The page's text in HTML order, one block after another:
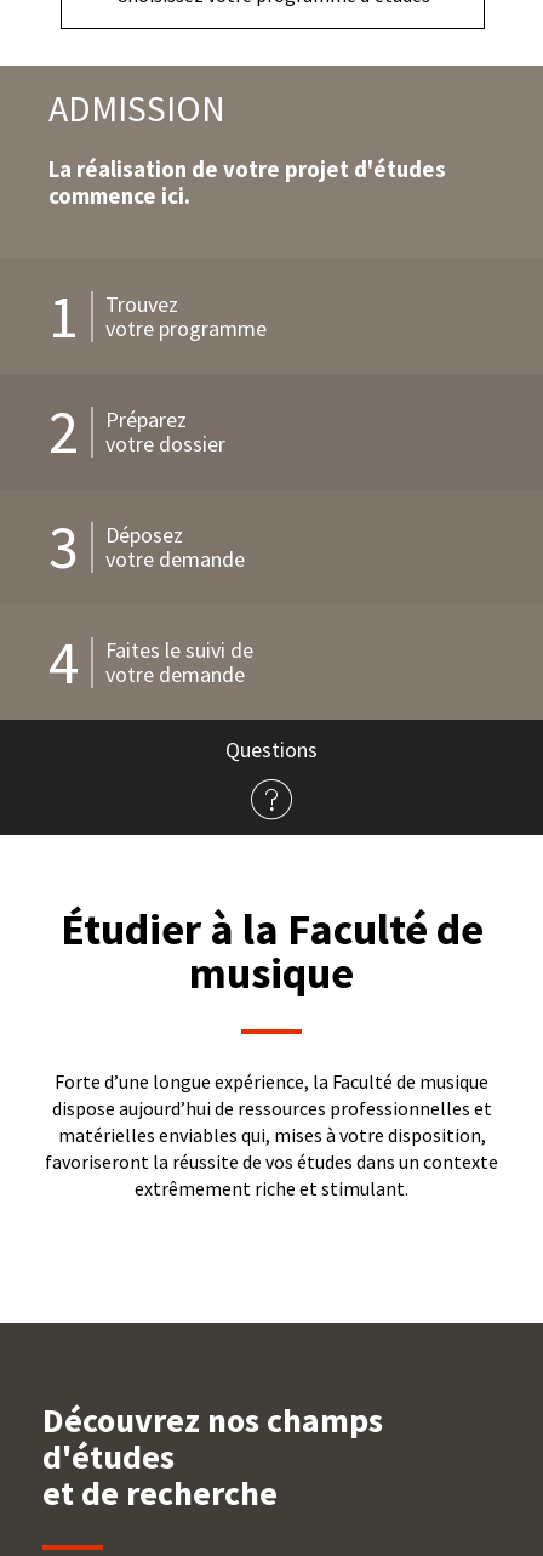
ADMISSION
La réalisation de votre projet d'études
commence ici.
1
Trouvez
votre programme
2
Préparez
votre dossier
3
Déposez
votre demande
4
Faites le suivi de
votre demande
Questions
l'admission
Étudier à la Faculté de
musique
Forte d’une longue expérience, la Faculté de musique
dispose aujourd’hui de ressources professionnelles et
matérielles enviables qui, mises à votre disposition,
favoriseront la réussite de vos études dans un contexte
extrêmement riche et stimulant.
Découvrez nos champs
d'études
et de recherche